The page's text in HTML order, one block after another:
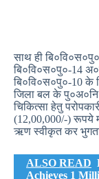
साथ ही
बि०वि०स०पु०-14
बि०वि०स०पु०-10 के
जिला बल के
चिकित्सा हेतु
(12,00,000/-) रूपये
ऋण स्वीकृत कर
ALSO READ
Achieves 1